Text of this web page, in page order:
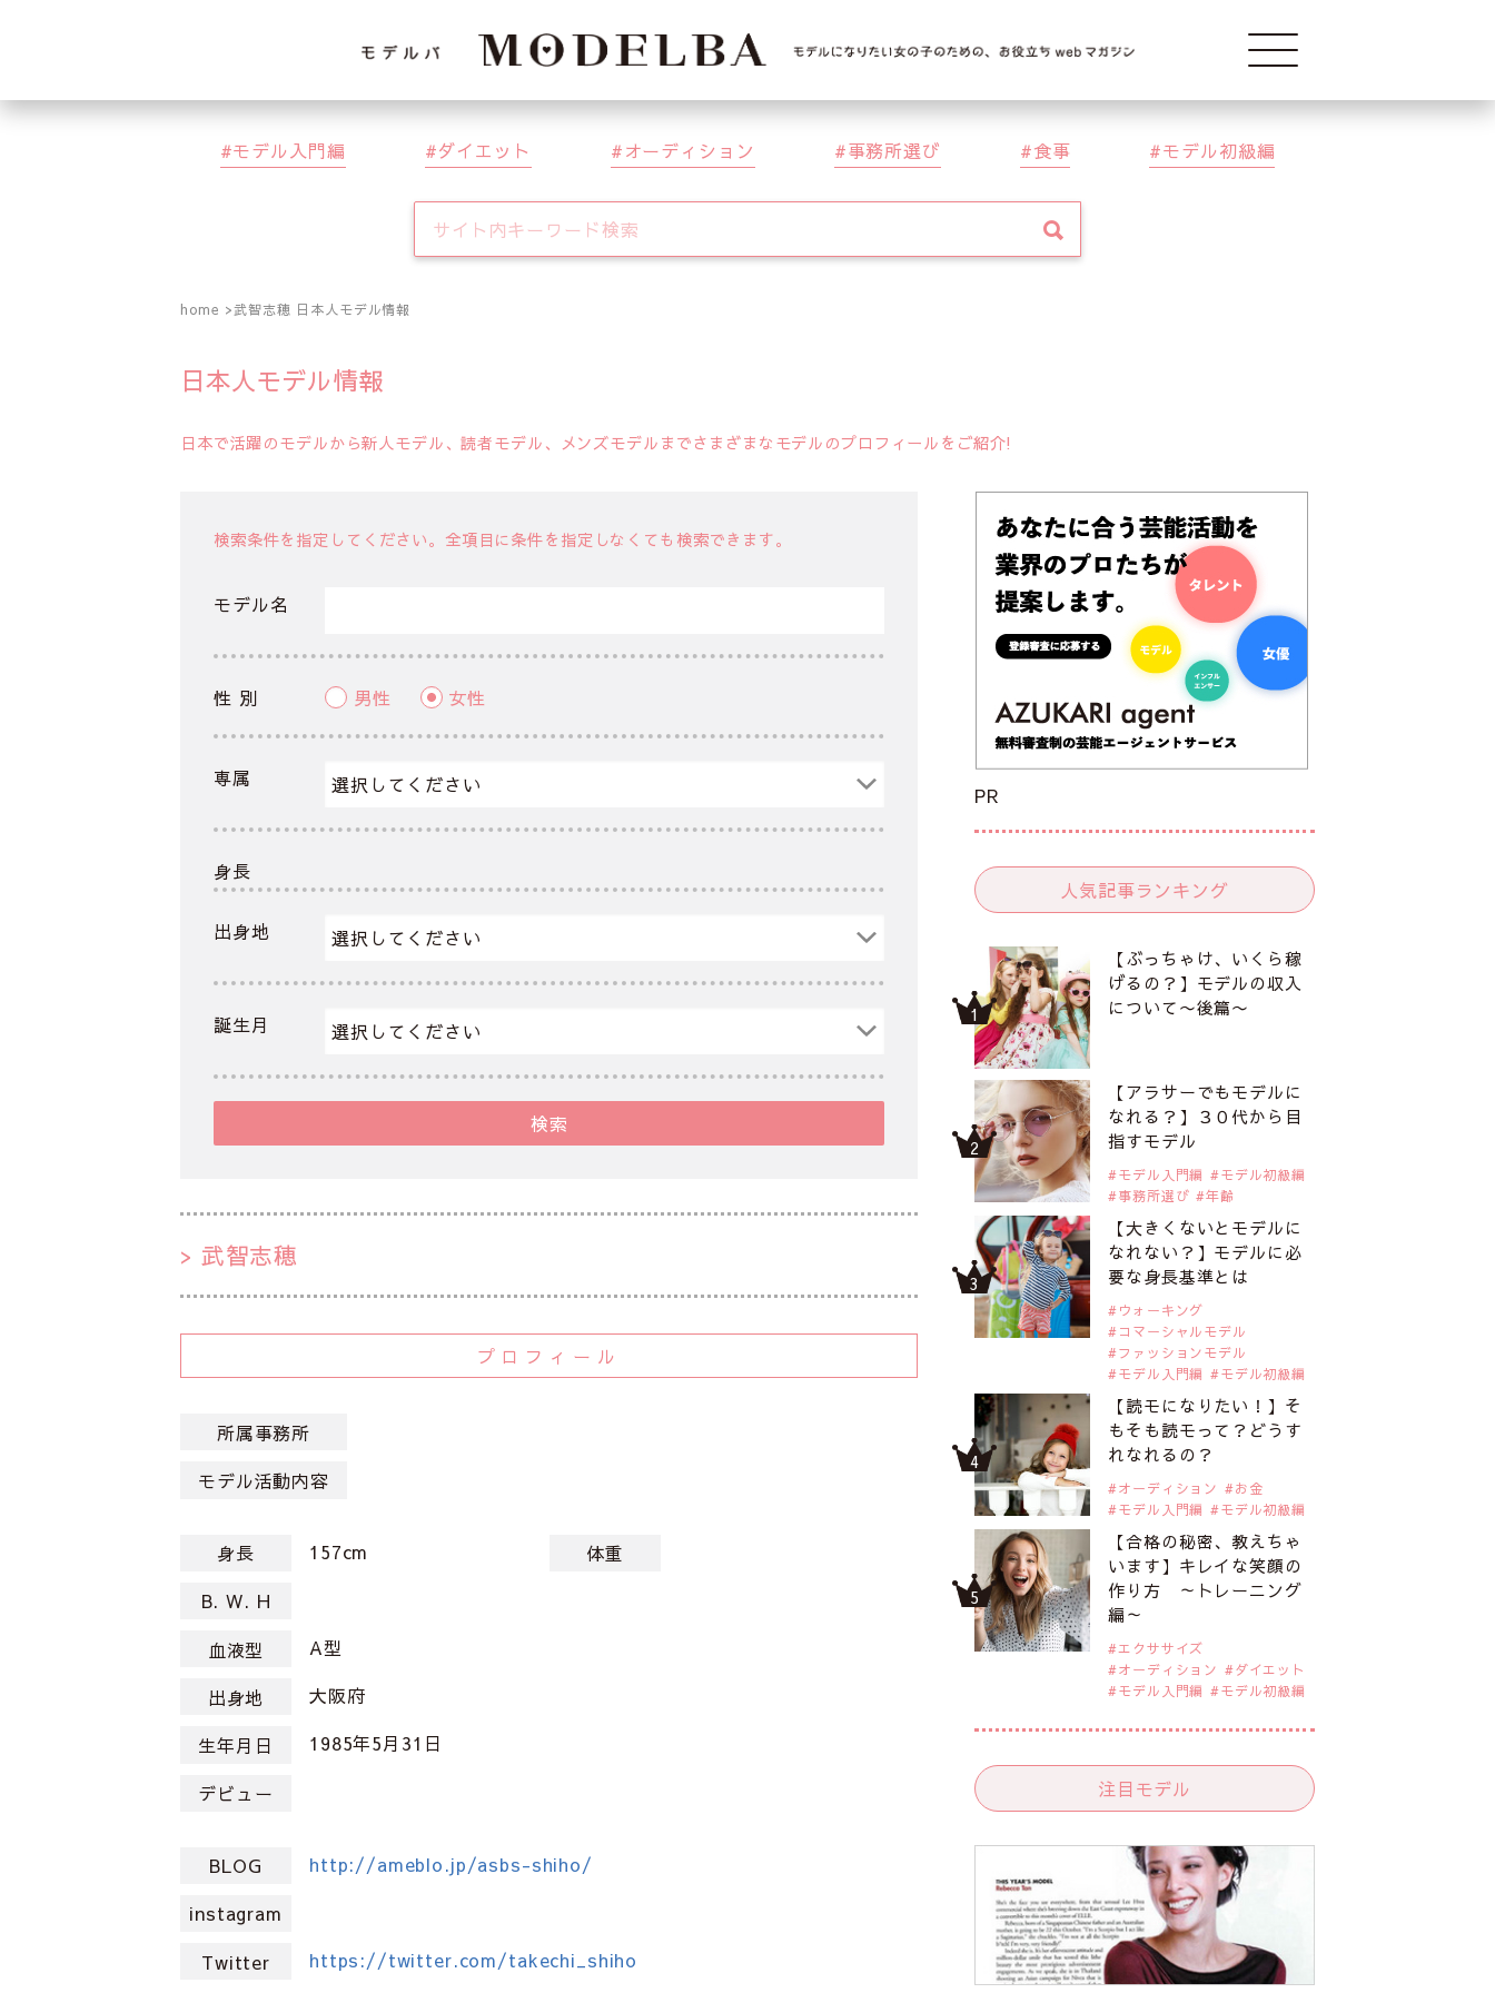
Modelba
モデル入門編 ダイエット オーディション 事務所選び 食事 モデル初級編
home 武智志穂 日本人モデル情報
日本人モデル情報
日本で活躍のモデルから新人モデル、読者モデル、メンズモデルまでさまざまなモデルのプロフィールをご紹介!
検索条件を指定してください。全項目に条件を指定しなくても検索できます。
モデル名
性 別 男性 女性
専属
身長
出身地
誕生月
検索
武智志穂
プロフィール
所属事務所
モデル活動内容
身長 157cm
体重
B. W. H
血液型
A型
出身地 大阪府
生年月日 1985年5月31日
デビュー
BLOG http://ameblo.jp/asbs-shiho/
instagram
Twitter
https://twitter.com/takechi_shiho
PR
人気記事ランキング
【ぶっちゃけ、いくら稼
げるの？】モデルの収入
について〜後篇〜
【アラサーでもモデルに
なれる？】３０代から目
指すモデル
モデル入門編
モデル初級編
事務所選び
年齢
【大きくないとモデルに
なれない？】モデルに必
要な身長基準とは
ウォーキング
コマーシャルモデル
ファッションモデル
モデル入門編
モデル初級編
【読モになりたい！】そ
もそも読モって？どうす
れなれるの？
オーディション
お金
モデル入門編
モデル初級編
【合格の秘密、教えちゃ
います】キレイな笑顔の
作り方 ～トレーニング
編～
エクササイズ
オーディション
ダイエット
モデル入門編
モデル初級編
注目モデル